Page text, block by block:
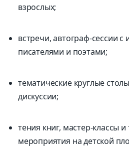
взрослых;
встречи, автограф-сессии с
писателями и поэтами;
тематические круглые
дискуссии;
тения книг, мастер-классы
мероприятия на детской